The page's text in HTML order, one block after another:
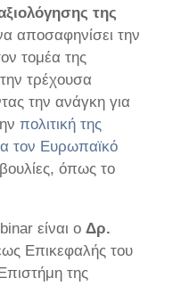
της
αποσαφηνίσει την
τομέα της
τρέχουσα
την ανάγκη για
πολιτική της
τον Ευρωπαϊκό
όπως το
είναι ο Δρ.
Επικεφαλής του
της